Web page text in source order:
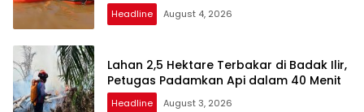
Headline August 4, 2026
Lahan 2,5 Hektare Terbakar di Badak Ilir,
Petugas Padamkan Api dalam 40 Menit
Headline August 3, 2026